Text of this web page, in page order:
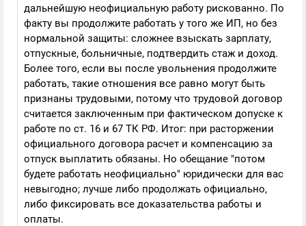
дальнейшую неофициальную работу рискованно. По
факту вы продолжите работать у того же ИП, но без
нормальной защиты: сложнее взыскать зарплату,
отпускные, больничные, подтвердить стаж и доход.
Более того, если вы после увольнения продолжите
работать, такие отношения все равно могут быть
признаны трудовыми, потому что трудовой договор
считается заключенным при фактическом допуске к
работе по ст. 16 и 67 ТК РФ. Итог: при расторжении
официального договора расчет и компенсацию за
отпуск выплатить обязаны. Но обещание "потом
будете работать неофициально" юридически для вас
невыгодно; лучше либо продолжать официально,
либо фиксировать все доказательства работы и
оплаты.